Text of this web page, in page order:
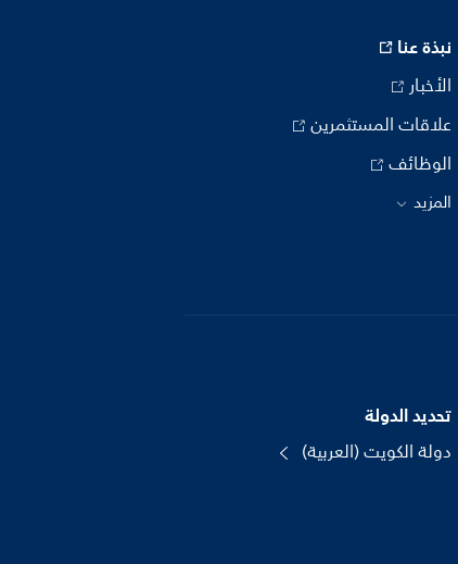
نبذة عنا
الأخبار
علاقات المستثمرين
الوظائف
المزيد
تحديد الدولة
دولة الكويت (العربية)